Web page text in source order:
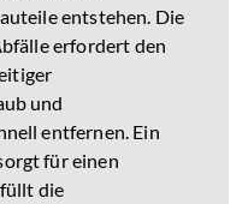
entstehen. Die
erfordert den
und
entfernen. Ein
für einen
die